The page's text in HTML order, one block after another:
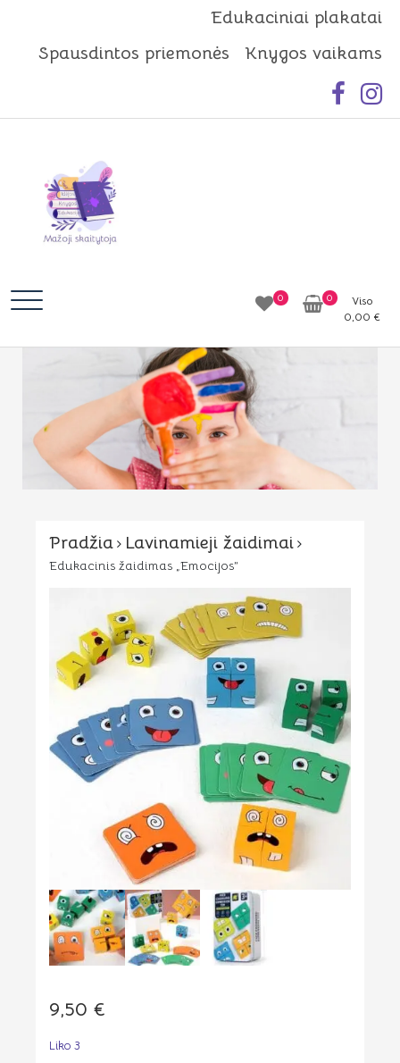
content
Edukaciniai plakatai
Spausdintos priemonės
Knygos vaikams
0 0
Viso
0,00 €
Pradžia Lavinamieji žaidimai
Edukacinis žaidimas „Emocijos”
9,50 €
Liko 3